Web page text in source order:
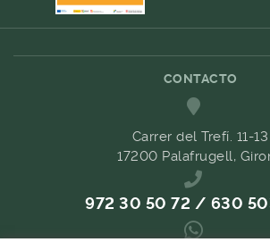
CONTACTO
Carrer del Trefí. 11-13
17200 Palafrugell,
972 30 50 72 / 630